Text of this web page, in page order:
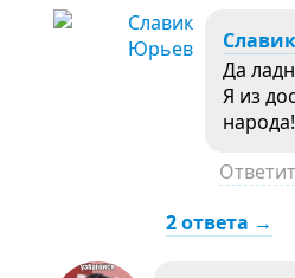
Да
Я из
народа!
2 ответа →